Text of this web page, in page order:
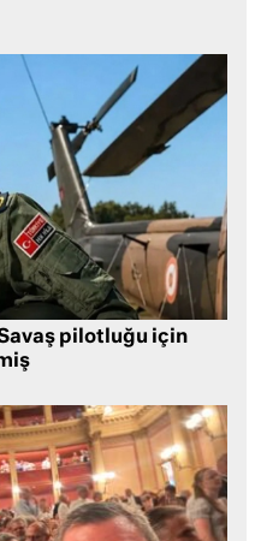
Savaş pilotluğu için